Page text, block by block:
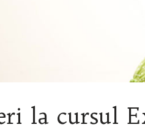
la cursul